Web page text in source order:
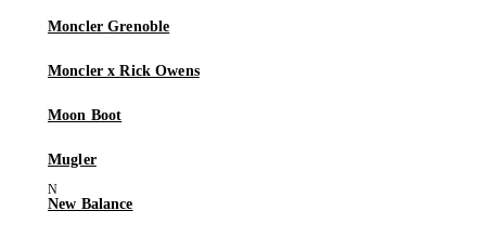
Moncler Grenoble
Moncler x Rick Owens
Moon Boot
Mugler
New Balance